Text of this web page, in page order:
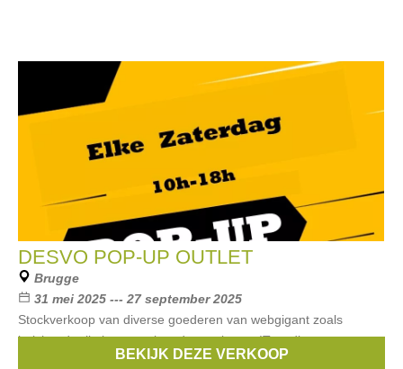
DESVO POP-UP OUTLET
Brugge
31 mei 2025 --- 27 september 2025
Stockverkoop van diverse goederen van webgigant zoals
huishoudartikelen, speelgoed, sportitems, IT, audio,
verzorgingsitems, .... aan ultra lage prijzen.
BEKIJK DEZE VERKOOP